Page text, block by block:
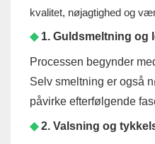
kvalitet, nøjagtighed og
◆1. Guldsmeltning og
Processen begynder
Selv smeltning er også
påvirke efterfølgende
◆2. Valsning og